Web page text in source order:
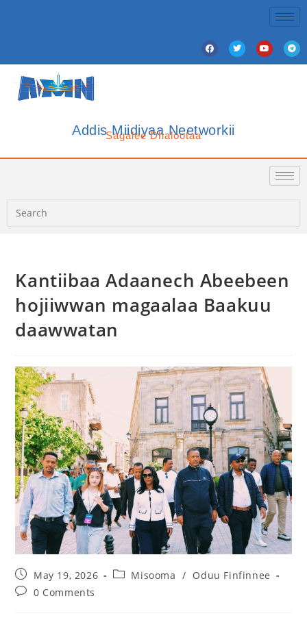
Addis Miidiyaa Neetworkii
Sagalee Dhalootaa
Kantiibaa Adaanech Abeebeen
hojiiwwan magaalaa Baakuu
daawwatan
May 19, 2026 Misooma / Oduu Finfinnee
0 Comments